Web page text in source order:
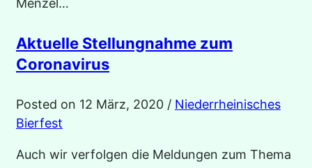
Aktuelle Stellungnahme zum
Coronavirus
Posted on 12 März, 2020 / Niederrheinisches
Bierfest
Auch wir verfolgen die Meldungen zum Thema